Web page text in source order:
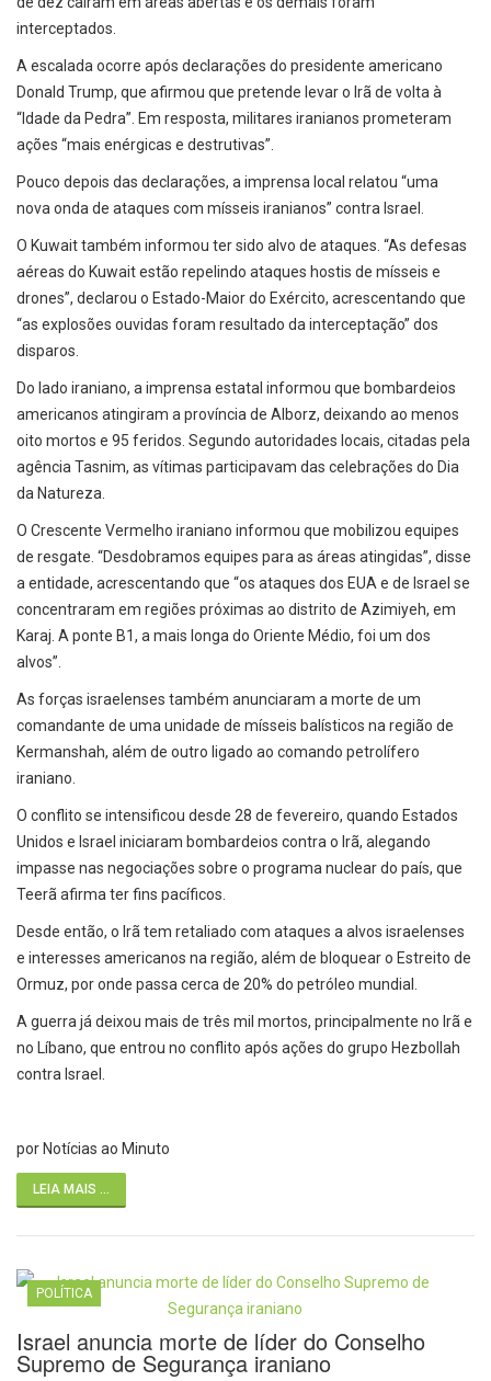
interceptados.
A escalada ocorre após declarações do presidente americano
Donald Trump, que afirmou que pretende levar o Irã de volta à
“Idade da Pedra”. Em resposta, militares iranianos prometeram
ações “mais enérgicas e destrutivas”.
Pouco depois das declarações, a imprensa local relatou “uma
nova onda de ataques com mísseis iranianos” contra Israel.
O Kuwait também informou ter sido alvo de ataques. “As defesas
aéreas do Kuwait estão repelindo ataques hostis de mísseis e
drones”, declarou o Estado-Maior do Exército, acrescentando que
“as explosões ouvidas foram resultado da interceptação” dos
disparos.
Do lado iraniano, a imprensa estatal informou que bombardeios
americanos atingiram a província de Alborz, deixando ao menos
oito mortos e 95 feridos. Segundo autoridades locais, citadas pela
agência Tasnim, as vítimas participavam das celebrações do Dia
da Natureza.
O Crescente Vermelho iraniano informou que mobilizou equipes
de resgate. “Desdobramos equipes para as áreas atingidas”, disse
a entidade, acrescentando que “os ataques dos EUA e de Israel se
concentraram em regiões próximas ao distrito de Azimiyeh, em
Karaj. A ponte B1, a mais longa do Oriente Médio, foi um dos
alvos”.
As forças israelenses também anunciaram a morte de um
comandante de uma unidade de mísseis balísticos na região de
Kermanshah, além de outro ligado ao comando petrolífero
iraniano.
O conflito se intensificou desde 28 de fevereiro, quando Estados
Unidos e Israel iniciaram bombardeios contra o Irã, alegando
impasse nas negociações sobre o programa nuclear do país, que
Teerã afirma ter fins pacíficos.
Desde então, o Irã tem retaliado com ataques a alvos israelenses
e interesses americanos na região, além de bloquear o Estreito de
Ormuz, por onde passa cerca de 20% do petróleo mundial.
A guerra já deixou mais de três mil mortos, principalmente no Irã e
no Líbano, que entrou no conflito após ações do grupo Hezbollah
contra Israel.
por Notícias ao Minuto
LEIA MAIS ...
POLÍTICA
Israel anuncia morte de líder do Conselho
Supremo de Segurança iraniano